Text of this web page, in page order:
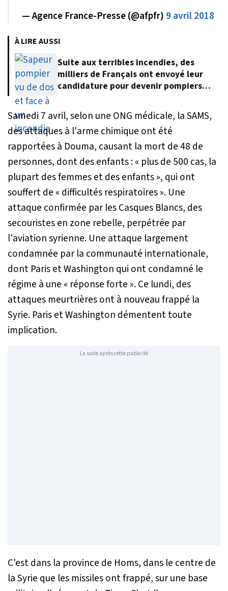
— Agence France-Presse (@afpfr) 9 avril 2018
À LIRE AUSSI
Suite aux terribles incendies, des
milliers de Français ont envoyé leur
candidature pour devenir pompiers
Samedi 7 avril, selon une ONG médicale, la SAMS,
des attaques à l'arme chimique ont été
rapportées à Douma, causant la mort de 48 de
personnes, dont des enfants : « plus de 500 cas, la
plupart des femmes et des enfants», qui ont
souffert de « difficultés respiratoires». Une
attaque confirmée par les Casques Blancs, des
secouristes en zone rebelle, perpétrée par
l'aviation syrienne. Une attaque largement
condamnée par la communauté internationale,
dont Paris et Washington qui ont condamné le
régime à une « réponse forte ». Ce lundi, des
attaques meurtrières ont à nouveau frappé la
Syrie. Paris et Washington démentent toute
implication.
La suite après cette publicité
C'est dans la province de Homs, dans le centre de
la Syrie que les missiles ont frappé, sur une base